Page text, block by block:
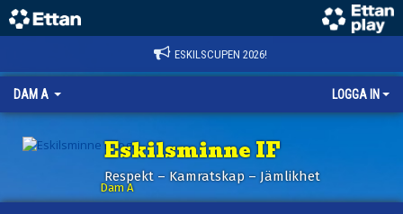
ESKILSCUPEN 2026!
DAM A LOGGA IN
Eskilsminne IF
Respekt – Kamratskap – Jämlikhet
Dam A